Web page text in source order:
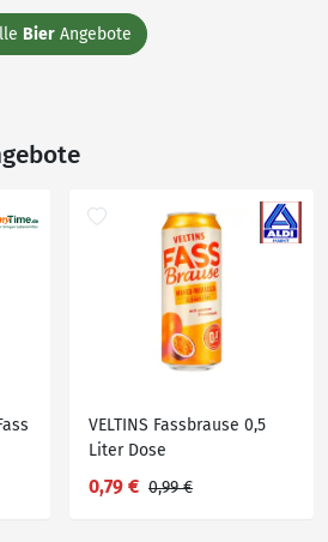
BierAngebote
VELTINS Fassbrause 0,5
Liter Dose
0,79 € 0,99 €